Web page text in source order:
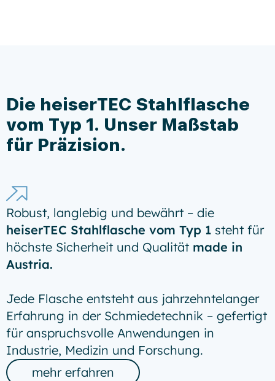
Die heiserTEC Stahlflasche
vom Typ 1. Unser Maßstab
für Präzision.
Robust, langlebig und bewährt – die
heiserTEC Stahlflasche vom Typ 1 steht für
höchste Sicherheit und Qualität made in
Austria.
Jede Flasche entsteht aus jahrzehntelanger
Erfahrung in der Schmiedetechnik – gefertigt
für anspruchsvolle Anwendungen in
Industrie, Medizin und Forschung.
mehr erfahren